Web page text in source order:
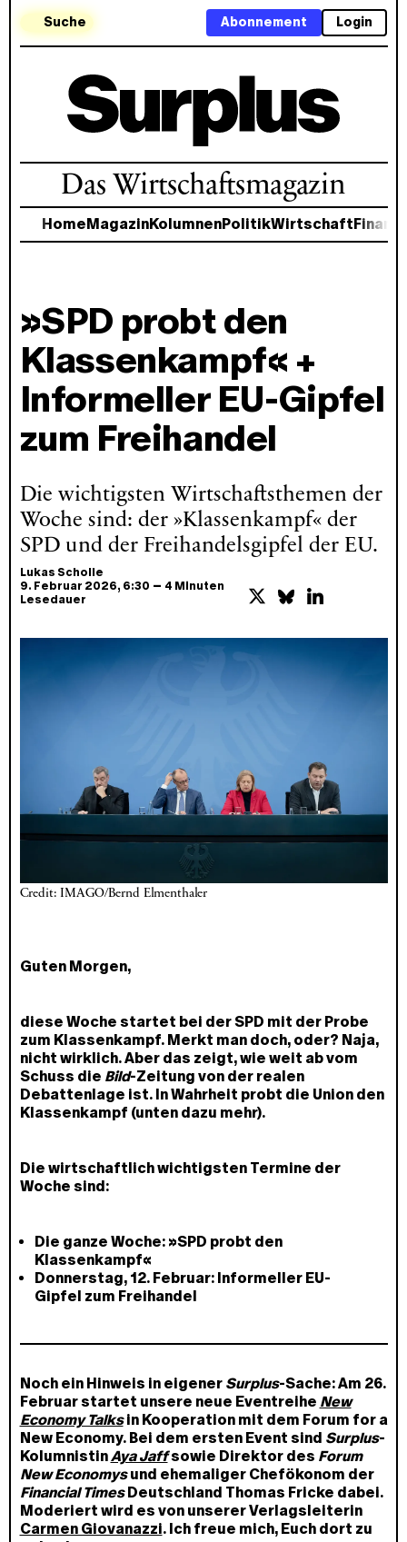
Suche Login
Abonnement
Das Wirtschaftsmagazin
Home MagazinKolumnenPolitikWirtschaft
»SPD probt den
Klassenkampf« +
Informeller EU-Gipfel
zum Freihandel
Die wichtigsten Wirtschaftsthemen der
Woche sind: der »Klassenkampf« der
SPD und der Freihandelsgipfel der EU.
Lukas Scholle
9. Februar 2026, 6:30 – 4 Minuten
Lesedauer
Credit: IMAGO/Bernd Elmenthaler
Guten Morgen,
diese Woche startet bei der SPD mit der Probe
zum Klassenkampf. Merkt man doch, oder? Naja,
nicht wirklich. Aber das zeigt, wie weit ab vom
Schuss die Bild-Zeitung von der realen
Debattenlage ist. In Wahrheit probt die Union den
Klassenkampf (unten dazu mehr).
Die wirtschaftlich wichtigsten Termine der
Woche sind:
Die ganze Woche: »SPD probt den
Klassenkampf«
Donnerstag, 12. Februar: Informeller EU-
Gipfel zum Freihandel
Noch ein Hinweis in eigener Surplus-Sache: Am 26.
Februar startet unsere neue Eventreihe New
Economy Talksin Kooperation mit dem Forum for a
New Economy. Bei dem ersten Event sind Surplus-
KolumnistinAya Jaffsowie Direktor des Forum
New Economysund ehemaliger Chefökonom der
Financial TimesDeutschland Thomas Fricke dabei.
Moderiert wird es von unserer Verlagsleiterin
Carmen Giovanazzi. Ich freue mich, Euch dort zu